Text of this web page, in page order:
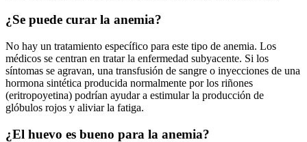
¿Se puede curar la anemia?
No hay un tratamiento específico para este tipo de anemia. Los
médicos se centran en tratar la enfermedad subyacente. Si los
síntomas se agravan, una transfusión de sangre o inyecciones de una
hormona sintética producida normalmente por los riñones
(eritropoyetina) podrían ayudar a estimular la producción de
glóbulos rojos y aliviar la fatiga.
¿El huevo es bueno para la anemia?